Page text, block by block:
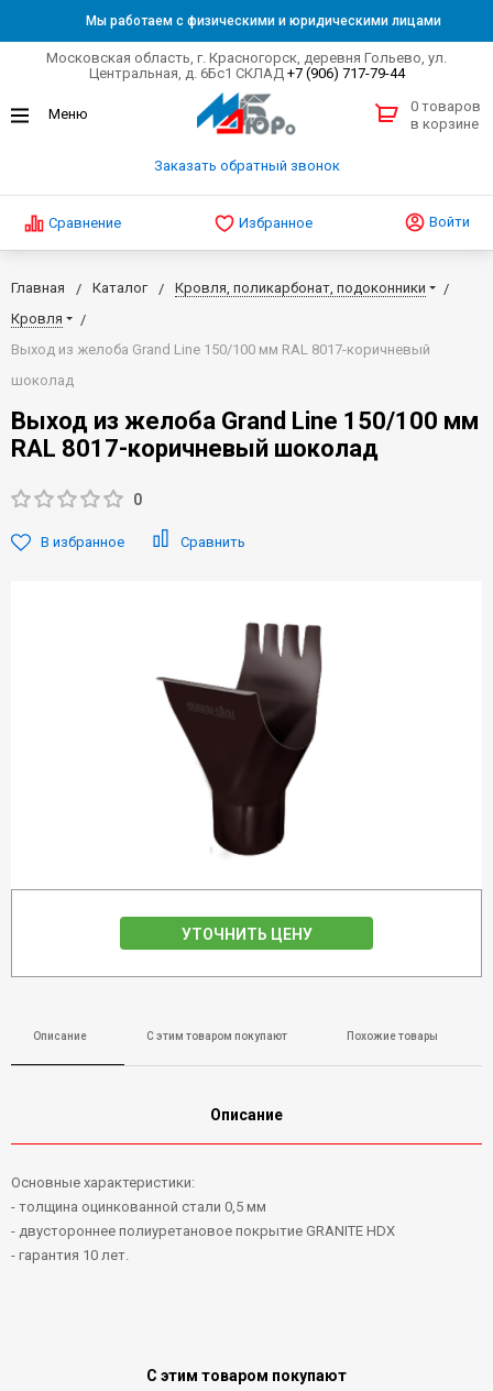
Мы работаем с физическими и юридическими лицами
Московская область, г. Красногорск, деревня Гольево, ул.
Центральная, д. 6Бс1 СКЛАД +7 (906) 717-79-44
Заказать обратный звонок
0 товаров
в корзине
Сравнение Избранное Войти
Главная Каталог
Кровля, поликарбонат, подоконники
Кровля
Выход из желоба Grand Line 150/100 мм RAL 8017-коричневый
шоколад
Выход из желоба Grand Line 150/100 мм
RAL 8017-коричневый шоколад
0
В избранное Сравнить
УТОЧНИТЬ ЦЕНУ
Описание С этим товаром покупают Похожие товары
Описание
Основные характеристики:
- толщина оцинкованной стали 0,5 мм
- двустороннее полиуретановое покрытие GRANITE HDX
- гарантия 10 лет.
С этим товаром покупают